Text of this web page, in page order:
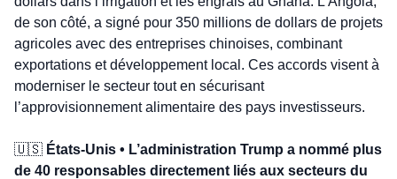
de son côté, a signé pour 350 millions de dollars de projets
agricoles avec des entreprises chinoises, combinant
exportations et développement local. Ces accords visent à
moderniser le secteur tout en sécurisant
l’approvisionnement alimentaire des pays investisseurs.
🇺🇸 États-Unis • L’administration Trump a nommé plus
de 40 responsables directement liés aux secteurs du